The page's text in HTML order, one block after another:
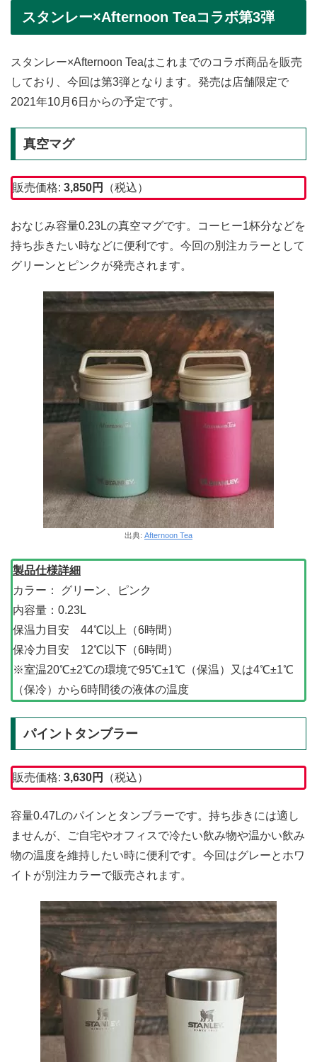
スタンレー×Afternoon Teaコラボ第3弾
スタンレー×Afternoon Teaはこれまでのコラボ商品を販売
しており、今回は第3弾となります。発売は店舗限定で
2021年10月6日からの予定です。
真空マグ
販売価格: 3,850円 （税込）
おなじみ容量0.23Lの真空マグです。コーヒー1杯分などを
持ち歩きたい時などに便利です。今回の別注カラーとして
グリーンとピンクが発売されます。
出典: Afternoon Tea
製品仕様詳細
カラー： グリーン、ピンク
内容量：0.23L
保温力目安 44℃以上（6時間）
保冷力目安 12℃以下（6時間）
※室温20℃±2℃の環境で95℃±1℃（保温）又は4℃±1℃
（保冷）から6時間後の液体の温度
パイントタンブラー
販売価格: 3,630円 （税込）
容量0.47Lのパインとタンブラーです。持ち歩きには適し
ませんが、ご自宅やオフィスで冷たい飲み物や温かい飲み
物の温度を維持したい時に便利です。今回はグレーとホワ
イトが別注カラーで販売されます。